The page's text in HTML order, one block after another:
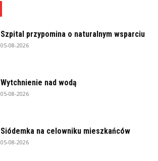
Szpital przypomina o naturalnym wsparciu
05-08-2026
Wytchnienie nad wodą
05-08-2026
Siódemka na celowniku mieszkańców
05-08-2026